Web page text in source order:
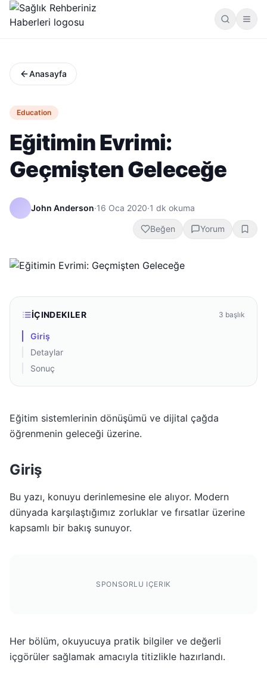
Anasayfa
Education
Eğitimin Evrimi:
Geçmişten Geleceğe
John Anderson·16 Oca 2020·1 dk okuma
Beğen Yorum
İÇINDEKILER 3 başlık
Giriş
Detaylar
Sonuç
Eğitim sistemlerinin dönüşümü ve dijital çağda
öğrenmenin geleceği üzerine.
Giriş
Bu yazı, konuyu derinlemesine ele alıyor. Modern
dünyada karşılaştığımız zorluklar ve fırsatlar üzerine
kapsamlı bir bakış sunuyor.
SPONSORLU IÇERIK
Her bölüm, okuyucuya pratik bilgiler ve değerli
içgörüler sağlamak amacıyla titizlikle hazırlandı.